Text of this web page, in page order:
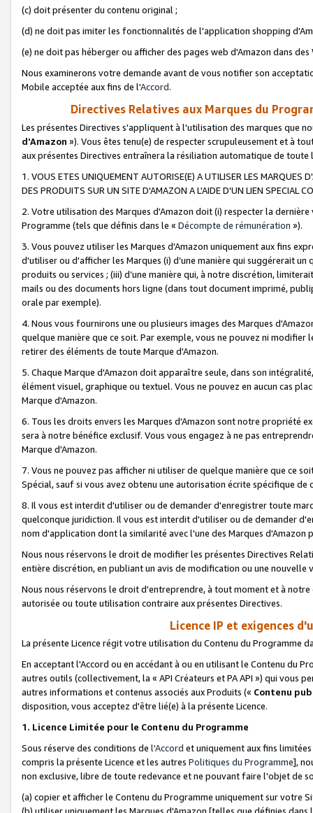
(c) doit présenter du contenu original ;
(d) ne doit pas imiter les fonctionnalités de l'application shopping
(e) ne doit pas héberger ou afficher des pages web d'Amazon dans
Nous examinerons votre demande avant de vous notifier son
Mobile acceptée aux fins de l'Accord.
Directives Relatives aux Marques du
Les présentes Directives s'appliquent à l'utilisation des marques que
d'Amazon »). Vous êtes tenu(e) de respecter scrupuleusement et à
aux présentes Directives entraînera la résiliation automatique de
1. VOUS ETES UNIQUEMENT AUTORISE(E) A UTILISER LES MARQUES
DES PRODUITS SUR UN SITE D'AMAZON A L'AIDE D'UN LIEN SPECIAL
2. Votre utilisation des Marques d'Amazon doit (i) respecter la
Programme (tels que définis dans le « Décompte de rémunération »).
3. Vous pouvez utiliser les Marques d'Amazon uniquement aux fins
d'utiliser ou d'afficher les Marques (i) d’une manière qui suggérerait
produits ou services ; (iii) d’une manière qui, à notre discrétion,
mails ou des documents hors ligne (dans tout document imprimé,
orale par exemple).
4. Nous vous fournirons une ou plusieurs images des Marques
quelque manière que ce soit. Par exemple, vous ne pouvez ni
retirer des éléments de toute Marque d'Amazon.
5. Chaque Marque d'Amazon doit apparaître seule, dans son
élément visuel, graphique ou textuel. Vous ne pouvez en aucun cas
Marque d'Amazon.
6. Tous les droits envers les Marques d'Amazon sont notre propriété
sera à notre bénéfice exclusif. Vous vous engagez à ne pas
Marque d'Amazon.
7. Vous ne pouvez pas afficher ni utiliser de quelque manière que ce
Spécial, sauf si vous avez obtenu une autorisation écrite spécifique de
8. Il vous est interdit d'utiliser ou de demander d'enregistrer toute
quelconque juridiction. Il vous est interdit d'utiliser ou de demander
nom d'application dont la similarité avec l'une des Marques
Nous nous réservons le droit de modifier les présentes Directives
entière discrétion, en publiant un avis de modification ou une nouvelle
Nous nous réservons le droit d'entreprendre, à tout moment et à
autorisée ou toute utilisation contraire aux présentes Directives.
Licence IP et exigences
La présente Licence régit votre utilisation du Contenu du Programme
En acceptant l'Accord ou en accédant à ou en utilisant le Contenu du
autres outils (collectivement, la « API Créateurs et PA API ») qui vous
autres informations et contenus associés aux Produits (« Contenu
disposition, vous acceptez d'être lié(e) à la présente Licence.
1. Licence Limitée pour le Contenu du Programme
Sous réserve des conditions de l'Accord et uniquement aux fins
compris la présente Licence et les autres Politiques du Programme],
non exclusive, libre de toute redevance et ne pouvant faire l'objet de
(a) copier et afficher le Contenu du Programme uniquement sur votre
(b) utiliser uniquement les Marques d'Amazon [telles que définies dans